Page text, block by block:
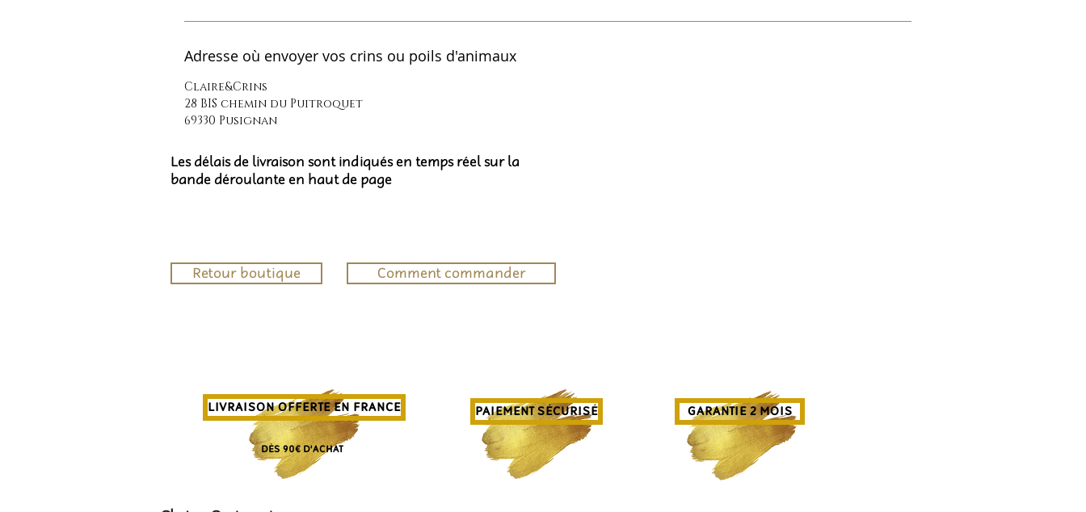
Adresse où envoyer vos crins ou poils d'animaux
Claire&Crins
28 BIS chemin du Puitroquet
69330 Pusignan
Les délais de livraison sont indiqués en temps réel sur la
bande déroulante en haut de page
Retour boutique Comment commander
LIVRAISON OFFERTE EN FRANCE
DÈS 90€ D'ACHAT
PAIEMENT SÉCURISÉ GARANTIE 2 MOIS